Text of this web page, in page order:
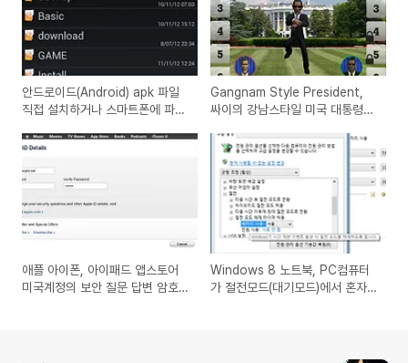
안드로이드(Android) apk 파일
직접 설치하거나 스마트폰에 파일
하는 방법
Gangnam Style President,
싸이의 강남스타일 미국 대통령
이폰, 아이패드용 앱 리뷰
애플 아이폰, 아이패드 앱스토어
미국계정의 보안 질문 답변 암호
Windows 8 노트북, PC컴퓨터
가 절전모드(대기모드)에서 혼자